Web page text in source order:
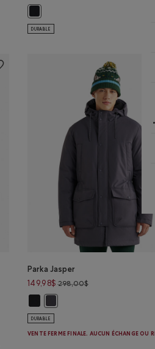
Coupe-vent Ligue estivale: NOIR
DURABLE
Parka Jasper
149,98$ 298,00$Prix réduit de
DURABLE
VENTE FERME FINALE. AUCUN ÉCHANGE OU